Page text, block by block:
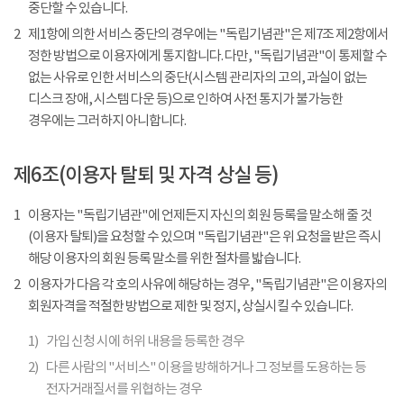
중단할 수 있습니다.
2 제1항에 의한 서비스 중단의 경우에는 "독립기념관"은 제7조 제2항에서
정한 방법으로 이용자에게 통지합니다. 다만, "독립기념관"이 통제할 수
없는 사유로 인한 서비스의 중단(시스템 관리자의 고의, 과실이 없는
디스크 장애, 시스템 다운 등)으로 인하여 사전 통지가 불가능한
경우에는 그러하지 아니합니다.
제6조(이용자 탈퇴 및 자격 상실 등)
1 이용자는 "독립기념관"에 언제든지 자신의 회원 등록을 말소해 줄 것
(이용자 탈퇴)을 요청할 수 있으며 "독립기념관"은 위 요청을 받은 즉시
해당 이용자의 회원 등록 말소를 위한 절차를 밟습니다.
2 이용자가 다음 각 호의 사유에 해당하는 경우, "독립기념관"은 이용자의
회원자격을 적절한 방법으로 제한 및 정지, 상실시킬 수 있습니다.
1) 가입 신청 시에 허위 내용을 등록한 경우
2) 다른 사람의 "서비스" 이용을 방해하거나 그 정보를 도용하는 등
전자거래질서를 위협하는 경우